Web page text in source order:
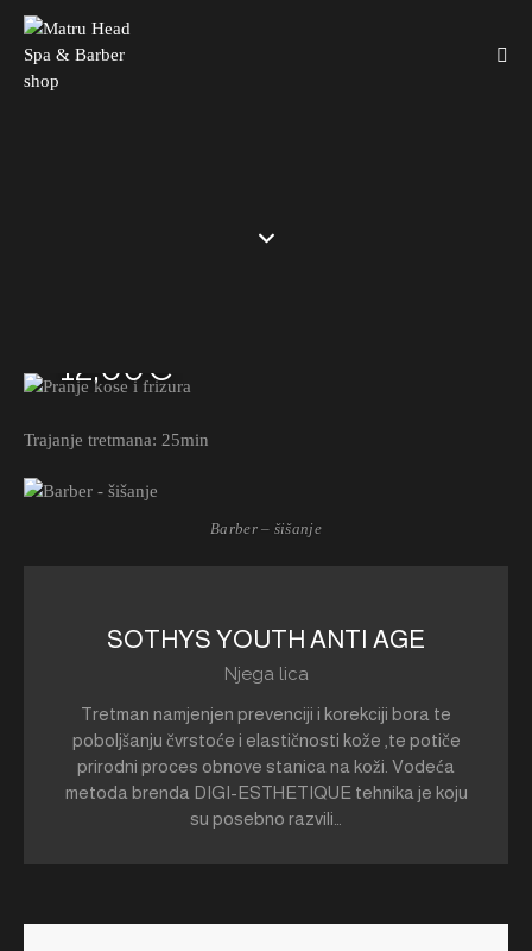
12,00€
Trajanje tretmana: 25min
Barber – šišanje
SOTHYS YOUTH ANTI AGE
Njega lica
Tretman namjenjen prevenciji i korekciji bora te
poboljšanju čvrstoće i elastičnosti kože ,te potiče
prirodni proces obnove stanica na koži. Vodeća
metoda brenda DIGI-ESTHETIQUE tehnika je koju
su posebno razvili…